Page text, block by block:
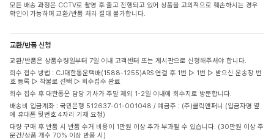
모든 배송 과정은 CCTV로 촬영 후 출고 진행되고 있어 상품을 고의적으로 훼손하시는 경우
확인이 가능하며 교환/반품 처리 절대 불가합니다.
교환/반품 신청
교환/반품은 상품수령일부터 7일 이내 고객센터 또는 게시판으로 신청해주셔야 합니다.
회수 접수 방법 : CJ대한통운택배(1588-1255)ARS 연결 후 1번 ▷ 1번 ▷ 받으신 운송장 번
호 등록 ▷ 착불로 선택 ▷ 회수접수 완료
회수 접수 후 대한통운 담당 기사가 주말 제외 1-2일 이내에 회수지로 방문합니다.
배송비 입금계좌 : 국민은행 512637-01-001048 / 예금주 : (주)클릭앤퍼니 (입금자명 옆
에 휴대폰 뒷번호 4자리 기재 요청)
대량 구매 후 반품 시 반품 수거 비용이 1만원 이상 추가 부과될 수 있습니다. (30만원 이상 주
문건/상품 개수 70% 이상 반품 시)